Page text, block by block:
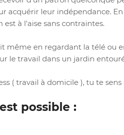
acquérir leur indépendance.
à l'aise sans contraintes.
même en regardant la télé ou
le travail dans un jardin
( travail à domicile ), tu te
possible :